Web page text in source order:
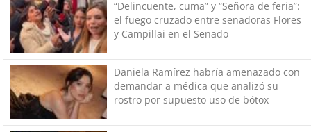
“Delincuente, cuma” y “Señora de feria”:
el fuego cruzado entre senadoras Flores
y Campillai en el Senado
Daniela Ramírez habría amenazado con
demandar a médica que analizó su
rostro por supuesto uso de bótox